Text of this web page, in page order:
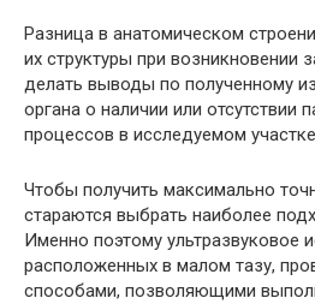
Разница в анатомическом
их структуры при возникновении
делать выводы по полученному
органа о наличии или отсутствии
процессов в исследуемом
Чтобы получить максимально
стараются выбрать наиболее
Именно поэтому ультразвуковое
расположенных в малом тазу,
способами, позволяющими